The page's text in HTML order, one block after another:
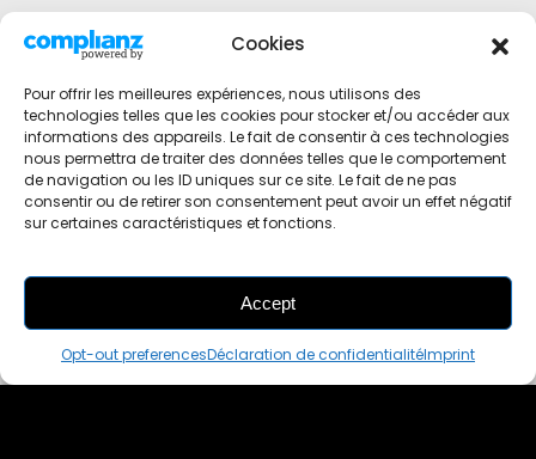
Cookies
Pour offrir les meilleures expériences, nous utilisons des
technologies telles que les cookies pour stocker et/ou accéder aux
informations des appareils. Le fait de consentir à ces technologies
nous permettra de traiter des données telles que le comportement
de navigation ou les ID uniques sur ce site. Le fait de ne pas
consentir ou de retirer son consentement peut avoir un effet négatif
sur certaines caractéristiques et fonctions.
Accept
Opt-out preferencesDéclaration de confidentialitéImprint
THIS PAIR IS
ALREADY SOLD OUT